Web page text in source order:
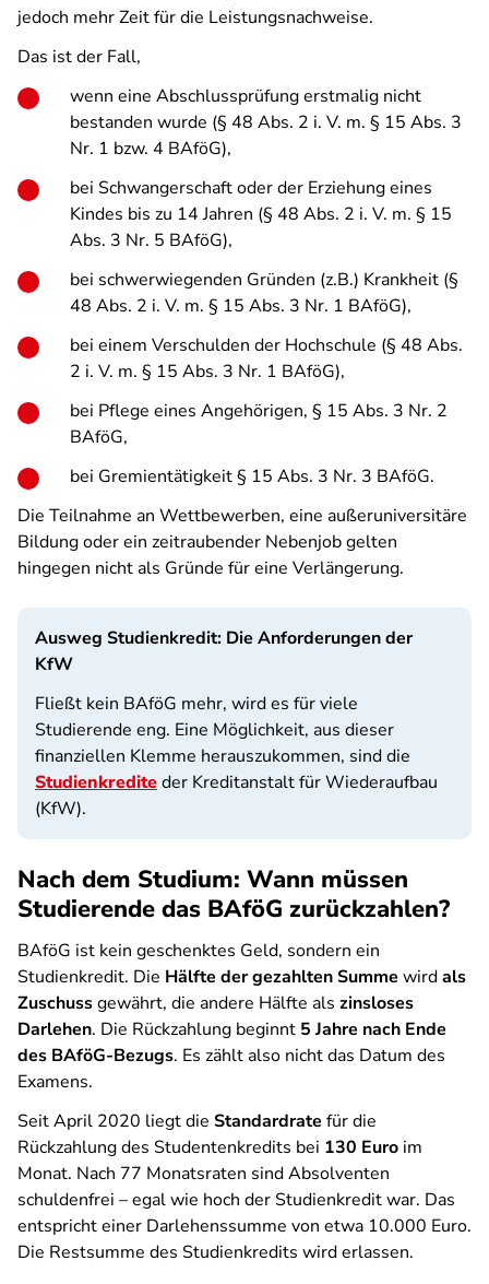
jedoch mehr Zeit für die Leistungsnachweise.
Das ist der Fall,
wenn eine Abschlussprüfung erstmalig nicht
bestanden wurde (§ 48 Abs. 2 i. V. m. § 15 Abs. 3
Nr. 1 bzw. 4 BAföG),
bei Schwangerschaft oder der Erziehung eines
Kindes bis zu 14 Jahren (§ 48 Abs. 2 i. V. m. § 15
Abs. 3 Nr. 5 BAföG),
bei schwerwiegenden Gründen (z.B.) Krankheit (§
48 Abs. 2 i. V. m. § 15 Abs. 3 Nr. 1 BAföG),
bei einem Verschulden der Hochschule (§ 48 Abs.
2 i. V. m. § 15 Abs. 3 Nr. 1 BAföG),
bei Pflege eines Angehörigen, § 15 Abs. 3 Nr. 2
BAföG,
bei Gremientätigkeit § 15 Abs. 3 Nr. 3 BAföG.
Die Teilnahme an Wettbewerben, eine außeruniversitäre
Bildung oder ein zeitraubender Nebenjob gelten
hingegen nicht als Gründe für eine Verlängerung.
Ausweg Studienkredit: Die Anforderungen der
KfW
Fließt kein BAföG mehr, wird es für viele
Studierende eng. Eine Möglichkeit, aus dieser
finanziellen Klemme herauszukommen, sind die
Studienkrediteder Kreditanstalt für Wiederaufbau
(KfW).
Nach dem Studium: Wann müssen
Studierende das BAföG zurückzahlen?
BAföG ist kein geschenktes Geld, sondern ein
Studienkredit. Die Hälfte der gezahlten Summe wirdals
Zuschussgewährt, die andere Hälfte als zinsloses
Darlehen. Die Rückzahlung beginnt 5 Jahre nach Ende
des BAföG-Bezugs. Es zählt also nicht das Datum des
Examens.
Seit April 2020 liegt die Standardrate für die
Rückzahlung des Studentenkredits bei 130 Euro im
Monat. Nach 77 Monatsraten sind Absolventen
schuldenfrei – egal wie hoch der Studienkredit war. Das
entspricht einer Darlehenssumme von etwa 10.000 Euro.
Die Restsumme des Studienkredits wird erlassen.